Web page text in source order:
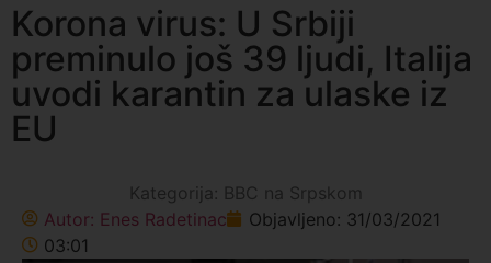
Korona virus: U Srbiji
preminulo još 39 ljudi, Italija
uvodi karantin za ulaske iz
EU
Kategorija: BBC na Srpskom
Autor: Enes Radetinac Objavljeno: 31/03/2021
03:01